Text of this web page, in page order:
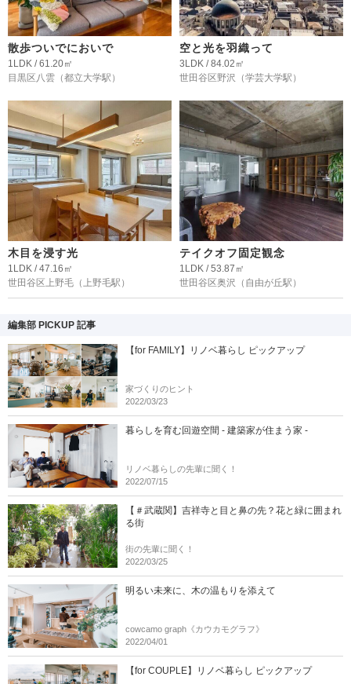
散歩ついでにおいで
1LDK / 61.20㎡
目黒区八雲 （都立大学駅）
空と光を羽織って
3LDK / 84.02㎡
世田谷区野沢 （学芸大学駅）
木目を浸す光
1LDK / 47.16㎡
世田谷区上野毛 （上野毛駅）
テイクオフ固定観念
1LDK / 53.87㎡
世田谷区奥沢 （自由が丘駅）
編集部 PICKUP 記事
【for FAMILY】リノベ暮らし ピックアップ
家づくりのヒント
2022/03/23
暮らしを育む回遊空間 - 建築家が住まう家 -
リノベ暮らしの先輩に聞く！
2022/07/15
【＃武蔵関】吉祥寺と目と鼻の先？花と緑に囲まれ
る街
街の先輩に聞く！
2022/03/25
明るい未来に、木の温もりを添えて
cowcamo graph《カウカモグラフ》
2022/04/01
【for COUPLE】リノベ暮らし ピックアップ